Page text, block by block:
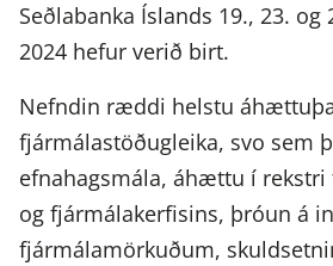
Seðlabanka Íslands 19., 23. og
2024 hefur verið birt.
Nefndin ræddi helstu
fjármálastöðugleika, svo sem
efnahagsmála, áhættu í
og fjármálakerfisins, þróun á
fjármálamörkuðum,